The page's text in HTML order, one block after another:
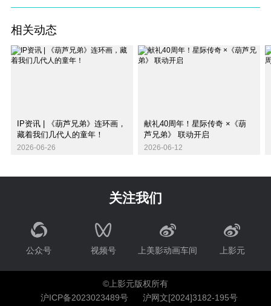
相关动态
IP资讯 | 《葫芦兄弟》连环画，
藏着我们几代人的童年！
2026-06-26
献礼40周年！星际传奇 ×《葫
芦兄弟》 联动开启
2026-06-12
关注我们
公众号 视频号 上美影动画车间 上影元
©上影元版权所有
沪ICP备2023023489号
沪网文[2024]3182-195号